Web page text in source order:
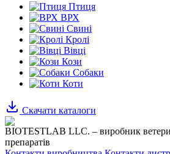
Птиця
ВРХ
Свині
Кролі
Вівці
Кози
Собаки
Коти
Скачати каталоги
BIOTESTLAB LLC. – виробник
препаратів